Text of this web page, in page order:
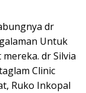
dr
Untuk
dr Silvia
Clinic
Ruko Inkopal